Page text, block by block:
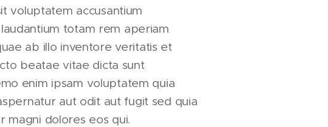
voluptatem accusantium
totam rem aperiam
ab illo inventore veritatis et
beatae vitae dicta sunt
enim ipsam voluptatem quia
aut odit aut fugit sed quia
magni dolores eos qui.